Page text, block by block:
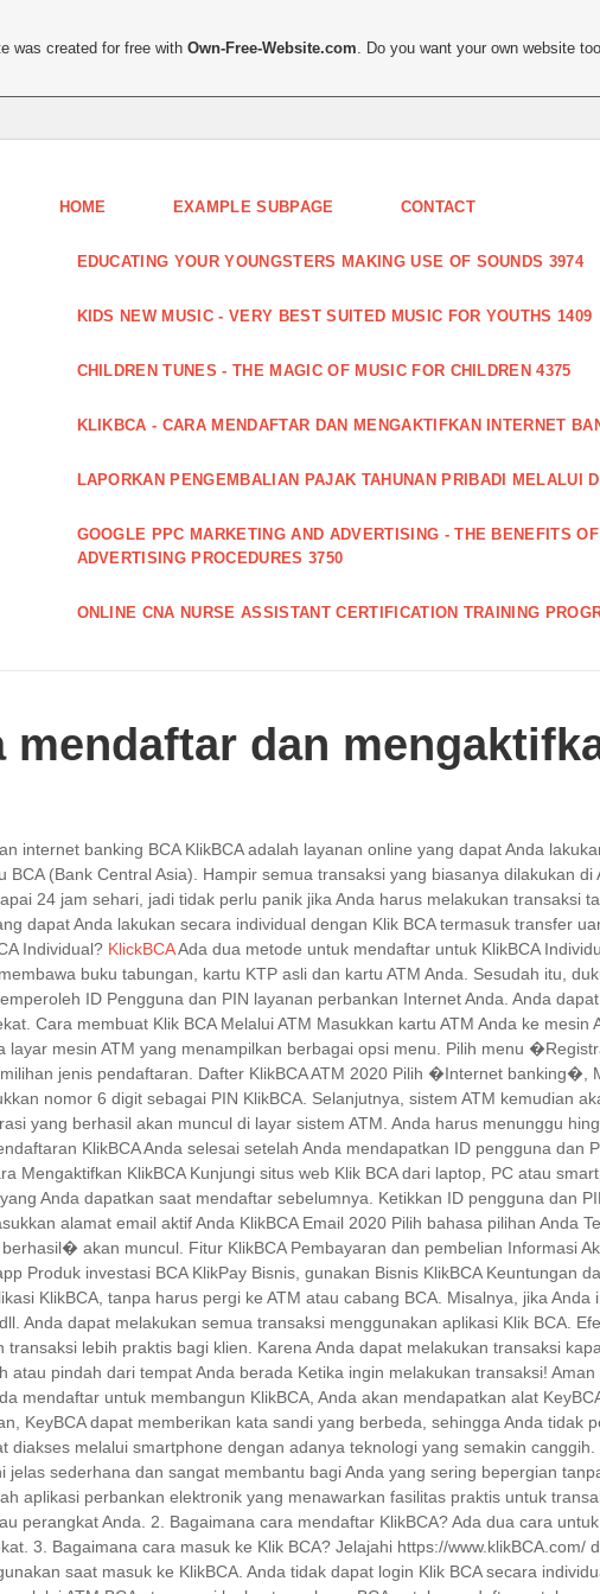
HOME EXAMPLE SUBPAGE CONTACT
EDUCATING YOUR YOUNGSTERS MAKING USE OF SOUNDS 3974
KIDS NEW MUSIC - VERY BEST SUITED MUSIC FOR YOUTHS 1409
CHILDREN TUNES - THE MAGIC OF MUSIC FOR CHILDREN 4375
KLIKBCA - CARA MENDAFTAR DAN MENGAKTIFKAN INTERNET
LAPORKAN PENGEMBALIAN PAJAK TAHUNAN PRIBADI MELALUI
GOOGLE PPC MARKETING AND ADVERTISING - THE BENEFITS
ADVERTISING PROCEDURES 3750
ONLINE CNA NURSE ASSISTANT CERTIFICATION TRAINING
mendaftar dan
internet banking BCA KlikBCA adalah layanan online yang dapat Anda
BCA (Bank Central Asia). Hampir semua transaksi yang biasanya dilakukan
24 jam sehari, jadi tidak perlu panik jika Anda harus melakukan transaksi
dapat Anda lakukan secara individual dengan Klik BCA termasuk transfer
Individual? KlickBCAAda dua metode untuk mendaftar untuk KlikBCA
buku tabungan, kartu KTP asli dan kartu ATM Anda. Sesudah itu,
ID Pengguna dan PIN layanan perbankan Internet Anda. Anda
Cara membuat Klik BCA Melalui ATM Masukkan kartu ATM Anda ke mesin
layar mesin ATM yang menampilkan berbagai opsi menu. Pilih menu
jenis pendaftaran. Dafter KlikBCA ATM 2020 Pilih �Internet banking�,
nomor 6 digit sebagai PIN KlikBCA. Selanjutnya, sistem ATM kemudian
yang berhasil akan muncul di layar sistem ATM. Anda harus menunggu
KlikBCA Anda selesai setelah Anda mendapatkan ID pengguna dan
Mengaktifkan KlikBCA Kunjungi situs web Klik BCA dari laptop, PC atau
Anda dapatkan saat mendaftar sebelumnya. Ketikkan ID pengguna dan
alamat email aktif Anda KlikBCA Email 2020 Pilih bahasa pilihan Anda
akan muncul. Fitur KlikBCA Pembayaran dan pembelian Informasi
Produk investasi BCA KlikPay Bisnis, gunakan Bisnis KlikBCA Keuntungan
KlikBCA, tanpa harus pergi ke ATM atau cabang BCA. Misalnya, jika
Anda dapat melakukan semua transaksi menggunakan aplikasi Klik BCA.
lebih praktis bagi klien. Karena Anda dapat melakukan transaksi
atau pindah dari tempat Anda berada Ketika ingin melakukan transaksi!
mendaftar untuk membangun KlikBCA, Anda akan mendapatkan alat
KeyBCA dapat memberikan kata sandi yang berbeda, sehingga Anda tidak
diakses melalui smartphone dengan adanya teknologi yang semakin
jelas sederhana dan sangat membantu bagi Anda yang sering bepergian
aplikasi perbankan elektronik yang menawarkan fasilitas praktis untuk
perangkat Anda. 2. Bagaimana cara mendaftar KlikBCA? Ada dua cara
3. Bagaimana cara masuk ke Klik BCA? Jelajahi https://
saat masuk ke KlikBCA. Anda tidak dapat login Klik BCA secara
was created for free withOwn-Free-Website.com . Do you want your own website